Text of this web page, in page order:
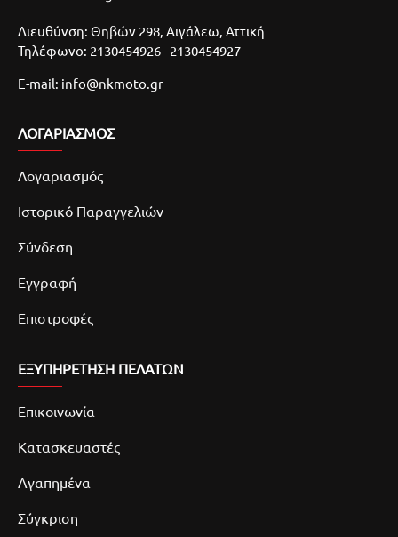
Διευθύνση: Θηβών 298, Αιγάλεω, Αττική
Τηλέφωνο: 2130454926 - 2130454927
E-mail: info@nkmoto.gr
ΛΟΓΑΡΙΑΣΜΌΣ
Λογαριασμός
Ιστορικό Παραγγελιών
Σύνδεση
Εγγραφή
Επιστροφές
ΕΞΥΠΗΡΕΤΗΣΗ ΠΕΛΑΤΩΝ
Επικοινωνία
Κατασκευαστές
Αγαπημένα
Σύγκριση